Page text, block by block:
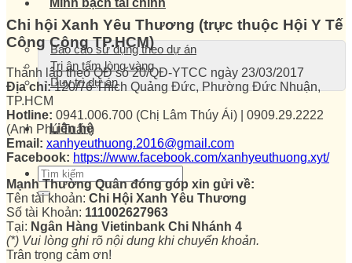
Minh bạch tài chính
Báo cáo sử dụng theo dự án
Tri ân tấm lòng vàng
Duy trì dự án
Liên hệ
Chi hội Xanh Yêu Thương (trực thuộc Hội Y Tế
Công Cộng TP.HCM)
Thành lập theo QĐ số 20/QĐ-YTCC ngày 23/03/2017
Địa chỉ:120/76 Thích Quảng Đức, Phường Đức Nhuận,
TP.HCM
Hotline: 0941.006.700 (Chị Lâm Thúy Ái) | 0909.29.2222
(Anh Phú Tuấn)
Email: xanhyeuthuong.2016@gmail.com
Facebook: https://www.facebook.com/xanhyeuthuong.xyt/
Mạnh Thường Quân đóng góp xin gửi về:
Tên tài khoản: Chi Hội Xanh Yêu Thương
Số tài Khoản: 111002627963
Tại: Ngân Hàng Vietinbank Chi Nhánh 4
(*) Vui lòng ghi rõ nội dung khi chuyển khoản.
Trân trọng cảm ơn!